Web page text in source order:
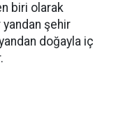
biri olarak
şehir
doğayla iç